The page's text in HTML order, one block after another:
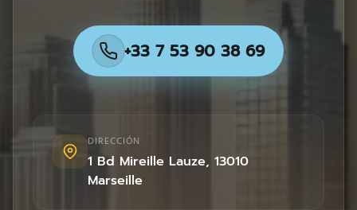
+33 7 53 90 38 69
DIRECCIÓN
1 Bd Mireille Lauze, 13010
Marseille